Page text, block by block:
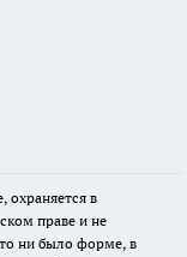
охраняется в
праве и не
ни было форме, в